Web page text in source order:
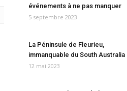
événements à ne pas manquer
5 septembre 2023
La Péninsule de Fleurieu,
immanquable du South Australia
12 mai 2023